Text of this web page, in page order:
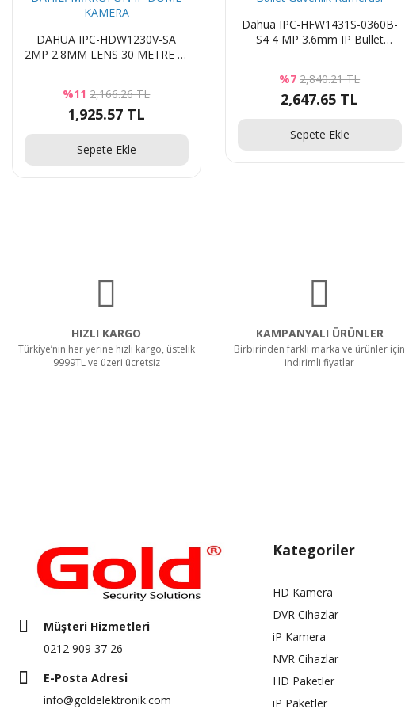
DAHUA IPC-HDW1230V-SA
2MP 2.8MM LENS 30 METRE IR
%11 2,166.26 TL
1,925.57 TL
Sepete Ekle
Dahua IPC-HFW1431S-0360B-
S4 4 MP 3.6mm IP Bullet
%7 2,840.21 TL
2,647.65 TL
Sepete Ekle
HIZLI KARGO
Türkiye’nin her yerine hızlı kargo, üstelik
9999TL ve üzeri ücretsiz
KAMPANYALI ÜRÜNLER
Birbirinden farklı marka ve ürünler için
indirimli fiyatlar
Müşteri Hizmetleri
0212 909 37 26
E-Posta Adresi
info@goldelektronik.com
Kategoriler
HD Kamera
DVR Cihazlar
iP Kamera
NVR Cihazlar
HD Paketler
iP Paketler